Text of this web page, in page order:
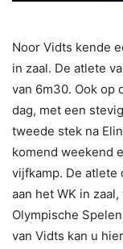
Noor Vidts kende
in zaal. De atlete
van 6m30. Ook op
dag, met een
tweede stek na
komend weekend
vijfkamp. De atlete
aan het WK in
Olympische
van Vidts kan u